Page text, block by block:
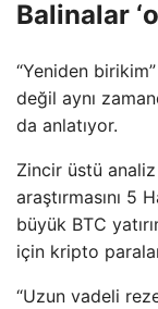
Balinalar
“Yeniden
değil aynı
da anlatıyor.
Zincir üstü
araştırmasını 5
büyük BTC
için kripto
“Uzun vadeli